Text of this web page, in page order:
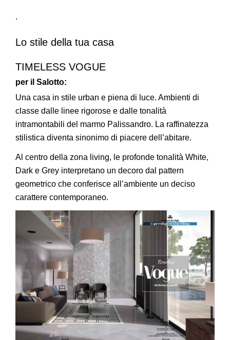
.
Lo stile della tua casa
TIMELESS VOGUE
per il Salotto:
Una casa in stile urban e piena di luce. Ambienti di
classe dalle linee rigorose e dalle tonalità
intramontabili del marmo Palissandro. La raffinatezza
stilistica diventa sinonimo di piacere dell’abitare.
Al centro della zona living, le profonde tonalità White,
Dark e Grey interpretano un decoro dal pattern
geometrico che conferisce all’ambiente un deciso
carattere contemporaneo.